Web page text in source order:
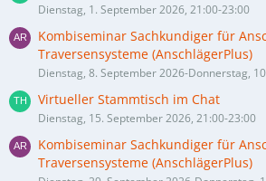
Dienstag, 1. September 2026, 21:00-23:00
Kombiseminar Sachkundiger für
Traversensysteme (AnschlägerPlus)
Dienstag, 8. September 2026-Donnerstag,
Virtueller Stammtisch im Chat
Dienstag, 15. September 2026, 21:00-23:00
Kombiseminar Sachkundiger für
Traversensysteme (AnschlägerPlus)